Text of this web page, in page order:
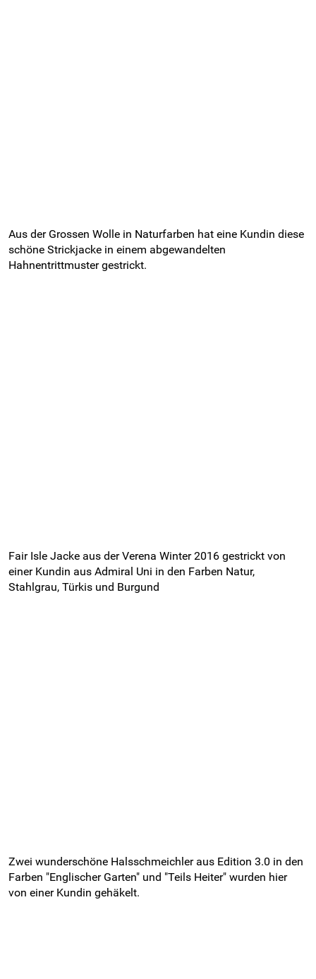
Aus der Grossen Wolle in Naturfarben hat eine Kundin diese
schöne Strickjacke in einem abgewandelten
Hahnentrittmuster gestrickt.
Fair Isle Jacke aus der Verena Winter 2016 gestrickt von
einer Kundin aus Admiral Uni in den Farben Natur,
Stahlgrau, Türkis und Burgund
Zwei wunderschöne Halsschmeichler aus Edition 3.0 in den
Farben "Englischer Garten" und "Teils Heiter" wurden hier
von einer Kundin gehäkelt.